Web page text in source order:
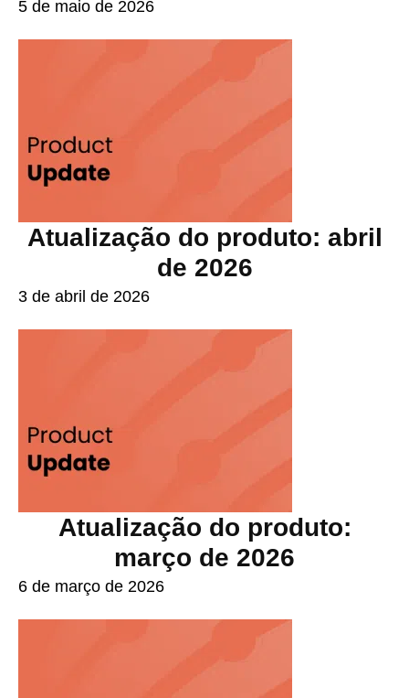
5 de maio de 2026
Atualização do produto: abril
de 2026
3 de abril de 2026
Atualização do produto:
março de 2026
6 de março de 2026